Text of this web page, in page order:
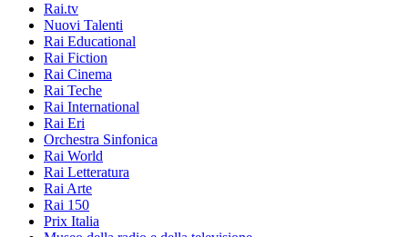
Rai.tv
Nuovi Talenti
Rai Educational
Rai Fiction
Rai Cinema
Rai Teche
Rai International
Rai Eri
Orchestra Sinfonica
Rai World
Rai Letteratura
Rai Arte
Rai 150
Prix Italia